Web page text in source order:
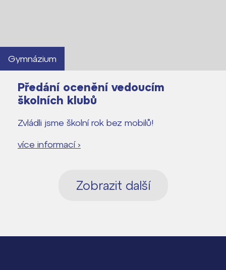
Gymnázium
Předání ocenění vedoucím
školních klubů
Zvládli jsme školní rok bez mobilů!
více informací ›
Zobrazit další